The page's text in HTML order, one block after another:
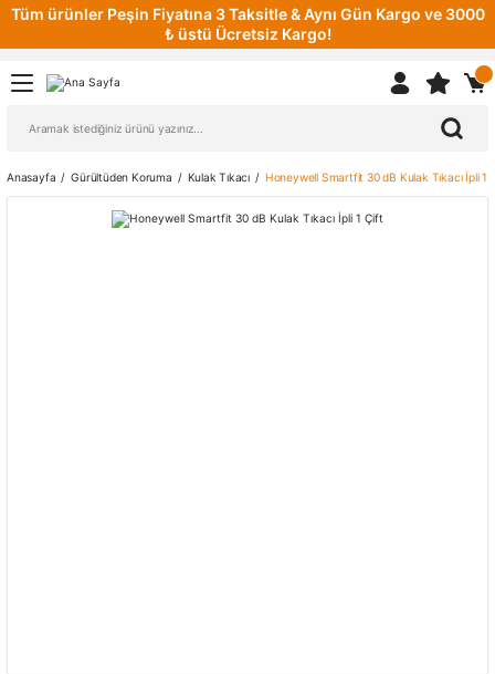
Tüm ürünler Peşin Fiyatına 3 Taksitle & Aynı Gün Kargo ve 3000
₺ üstü Ücretsiz Kargo!
Anasayfa Gürültüden Koruma Kulak Tıkacı Honeywell Smartfit 30 dB Kulak Tıkacı İpli 1